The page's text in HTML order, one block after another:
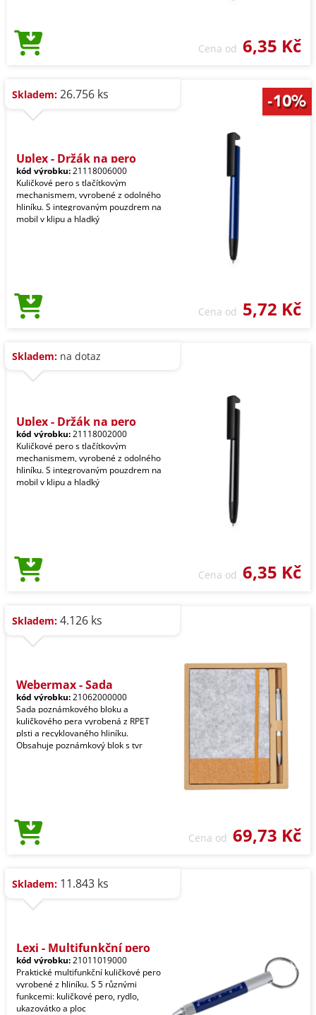
Cena od 6,35 Kč
Skladem: 26.756 ks
Uplex - Držák na pero
kód výrobku:21118006000
Kuličkové pero s tlačítkovým
mechanismem, vyrobené z odolného
hliníku. S integrovaným pouzdrem na
mobil v klipu a hladký
Cena od 5,72 Kč
Skladem: na dotaz
Uplex - Držák na pero
kód výrobku:21118002000
Kuličkové pero s tlačítkovým
mechanismem, vyrobené z odolného
hliníku. S integrovaným pouzdrem na
mobil v klipu a hladký
Cena od 6,35 Kč
Skladem: 4.126 ks
Webermax - Sada
kód výrobku:21062000000
Sada poznámkového bloku a
kuličkového pera vyrobená z RPET
plsti a recyklovaného hliníku.
Obsahuje poznámkový blok s tvr
Cena od 69,73 Kč
Skladem: 11.843 ks
Lexi - Multifunkční pero
kód výrobku:21011019000
Praktické multifunkční kuličkové pero
vyrobené z hliníku. S 5 různými
funkcemi: kuličkové pero, rydlo,
ukazovátko a ploc